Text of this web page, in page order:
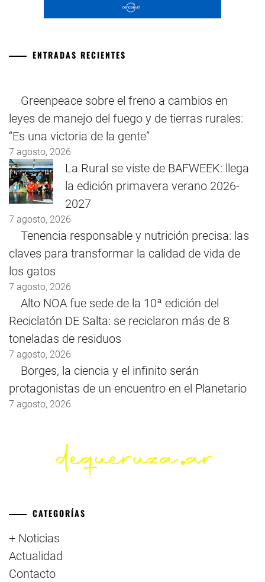
ENTRADAS RECIENTES
Greenpeace sobre el freno a cambios en
leyes de manejo del fuego y de tierras rurales:
“Es una victoria de la gente”
7 agosto, 2026
La Rural se viste de BAFWEEK: llega
la edición primavera verano 2026-
2027
7 agosto, 2026
Tenencia responsable y nutrición precisa: las
claves para transformar la calidad de vida de
los gatos
7 agosto, 2026
Alto NOA fue sede de la 10ª edición del
Reciclatón DE Salta: se reciclaron más de 8
toneladas de residuos
7 agosto, 2026
Borges, la ciencia y el infinito serán
protagonistas de un encuentro en el Planetario
7 agosto, 2026
CATEGORÍAS
+ Noticias
Actualidad
Contacto